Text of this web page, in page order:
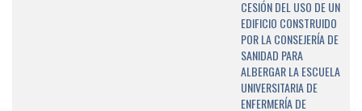
CESIÓN DEL USO DE UN
EDIFICIO CONSTRUIDO
POR LA CONSEJERÍA DE
SANIDAD PARA
ALBERGAR LA ESCUELA
UNIVERSITARIA DE
ENFERMERÍA DE